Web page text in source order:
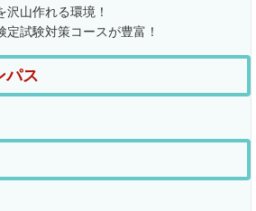
沢山作れる環境！
定試験対策コースが豊富！
パス